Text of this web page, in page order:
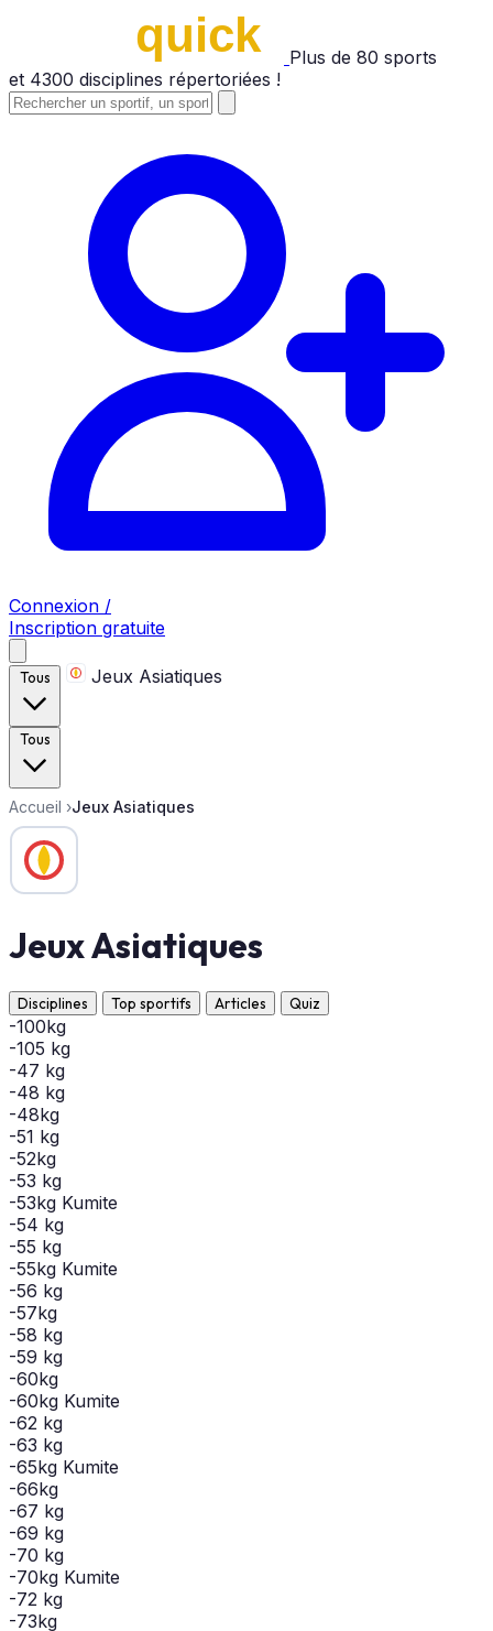
Plus de 80 sports
et 4300 disciplines répertoriées !
Connexion /
Inscription gratuite
Tous Jeux Asiatiques
Tous
Accueil ›Jeux Asiatiques
Jeux Asiatiques
Disciplines Top sportifs Articles Quiz
-100kg
-105 kg
-47 kg
-48 kg
-48kg
-51 kg
-52kg
-53 kg
-53kg Kumite
-54 kg
-55 kg
-55kg Kumite
-56 kg
-57kg
-58 kg
-59 kg
-60kg
-60kg Kumite
-62 kg
-63 kg
-65kg Kumite
-66kg
-67 kg
-69 kg
-70 kg
-70kg Kumite
-72 kg
-73kg